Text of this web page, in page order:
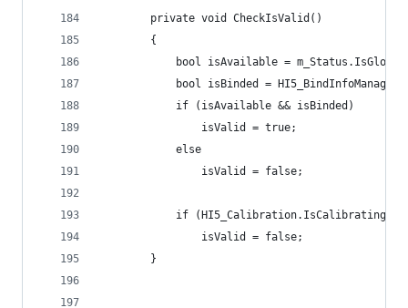
        private void CheckIsValid()
        {
bool isAvailable =
bool isBinded =
            if (isAvailable && isBinded)
                isValid = true;
            else
                isValid = false;
if
                isValid = false;
        }